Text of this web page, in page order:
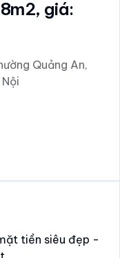
giá:
Quảng An,
tiền siêu đẹp -